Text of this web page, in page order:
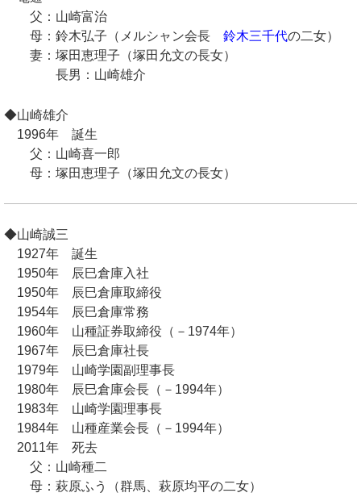
父：山崎富治
母：鈴木弘子（メルシャン会長 鈴木三千代の二女）
妻：塚田恵理子（塚田允文の長女）
長男：山崎雄介
◆山崎雄介
1996年 誕生
父：山崎喜一郎
母：塚田恵理子（塚田允文の長女）
◆山崎誠三
1927年 誕生
1950年 辰巳倉庫入社
1950年 辰巳倉庫取締役
1954年 辰巳倉庫常務
1960年 山種証券取締役（－1974年）
1967年 辰巳倉庫社長
1979年 山崎学園副理事長
1980年 辰巳倉庫会長（－1994年）
1983年 山崎学園理事長
1984年 山種産業会長（－1994年）
2011年 死去
父：山崎種二
母：萩原ふう（群馬、萩原均平の二女）